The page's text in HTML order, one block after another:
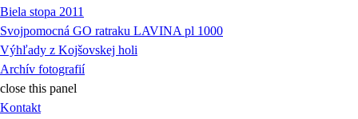
Biela stopa 2011
Svojpomocná GO ratraku LAVINA pl 1000
Výhľady z Kojšovskej holi
Archív fotografií
close this panel
Kontakt